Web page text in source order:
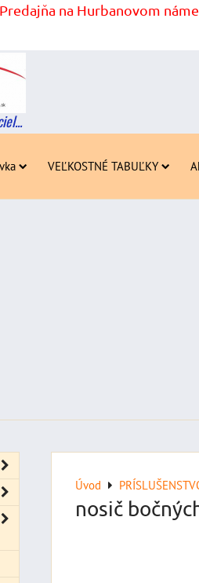
Predajňa na Hurbanovom
VEĽKOSTNÉ TABUĽKY
Úvod
nosič